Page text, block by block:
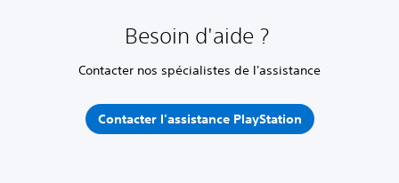
Besoin d'aide ?
Contacter nos spécialistes de l'assistance
Contacter l'assistance PlayStation